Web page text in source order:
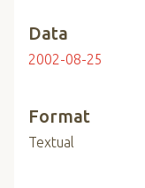
Data
2002-08-25
Format
Textual